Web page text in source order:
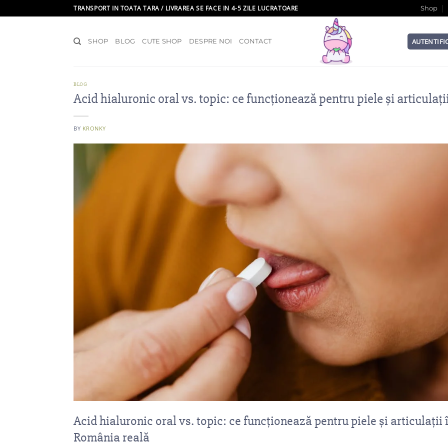
to
TRANSPORT IN TOATA TARA / LIVRAREA SE FACE IN 4-5 ZILE LUCRATOARE Shop
SHOP BLOG CUTE SHOP DESPRE NOI CONTACT
BLOG
Acid hialuronic oral vs. topic: ce funcționează pentru piele și
BY KRONKY
Acid hialuronic oral vs. topic: ce funcționează pentru piele și articulații
România reală